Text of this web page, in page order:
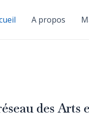
A propos
des Arts